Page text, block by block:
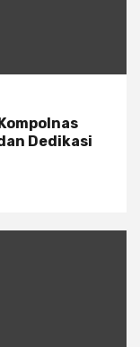
Dedikasi